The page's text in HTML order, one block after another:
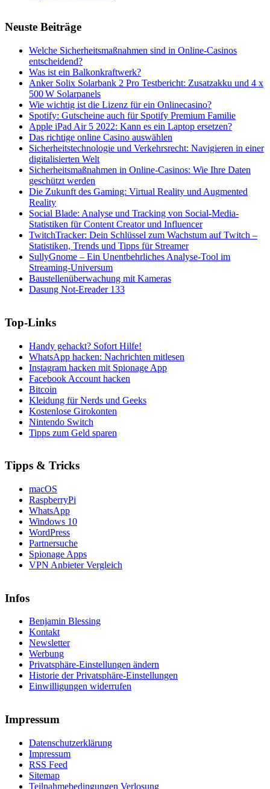
Neuste Beiträge
Welche Sicherheitsmaßnahmen sind in Online-Casinos
entscheidend?
Was ist ein Balkonkraftwerk?
Anker Solix Solarbank 2 Pro Testbericht: Zusatzakku und 4 x
500 W Solarpanels
Wie wichtig ist die Lizenz für ein Onlinecasino?
Spotify: Gutscheine auch für Spotify Premium Familie
Apple iPad Air 5 2022: Kann es ein Laptop ersetzen?
Das richtige online Casino auswählen
Sicherheitstechnologie und Verkehrsrecht: Navigieren in einer
digitalisierten Welt
Sicherheitsmaßnahmen in Online-Casinos: Wie Ihre Daten
geschützt werden
Die Zukunft des Gaming: Virtual Reality und Augmented
Reality
Social Blade: Analyse und Tracking von Social-Media-
Statistiken für Content Creator und Influencer
TwitchTracker: Dein Schlüssel zum Wachstum auf Twitch –
Statistiken, Trends und Tipps für Streamer
SullyGnome – Ein Unentbehrliches Analyse-Tool im
Streaming-Universum
Baustellenüberwachung mit Kameras
Dasung Not-Ereader 133
Top-Links
Handy gehackt? Sofort Hilfe!
WhatsApp hacken: Nachrichten mitlesen
Instagram hacken mit Spionage App
Facebook Account hacken
Bitcoin
Kleidung für Nerds und Geeks
Kostenlose Girokonten
Nintendo Switch
Tipps zum Geld sparen
Tipps & Tricks
macOS
RaspberryPi
WhatsApp
Windows 10
WordPress
Partnersuche
Spionage Apps
VPN Anbieter Vergleich
Infos
Benjamin Blessing
Kontakt
Newsletter
Werbung
Privatsphäre-Einstellungen ändern
Historie der Privatsphäre-Einstellungen
Einwilligungen widerrufen
Impressum
Datenschutzerklärung
Impressum
RSS Feed
Sitemap
Teilnahmebedingungen Verlosung